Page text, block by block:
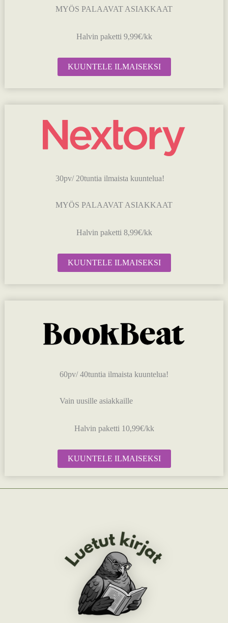
MYÖS PALAAVAT ASIAKKAAT
Halvin paketti 9,99€/kk
KUUNTELE ILMAISEKSI
30pv/ 20tuntia ilmaista kuuntelua!
MYÖS PALAAVAT ASIAKKAAT
Halvin paketti 8,99€/kk
KUUNTELE ILMAISEKSI
60pv/ 40tuntia ilmaista kuuntelua!
Vain uusille asiakkaille
Halvin paketti 10,99€/kk
KUUNTELE ILMAISEKSI